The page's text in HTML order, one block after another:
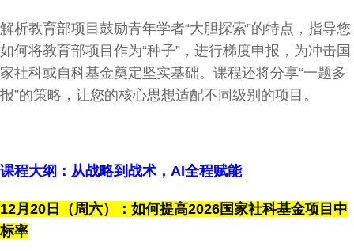
解析教育部项目鼓励青年学者“大胆探索”的特点，指导您
如何将教育部项目作为“种子”，进行梯度申报，为冲击国
家社科或自科基金奠定坚实基础。课程还将分享“一题多
报”的策略，让您的核心思想适配不同级别的项目。
课程大纲： 从战略到战术，AI全程赋能
12月20日（周六）：如何提高2026国家社科基金项目中
标率